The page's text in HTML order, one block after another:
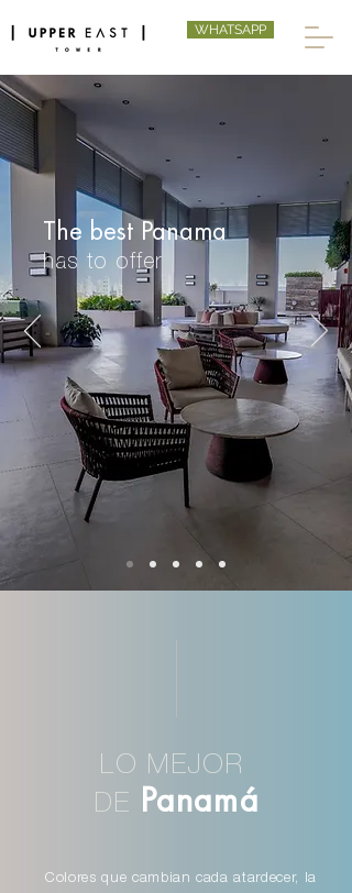
WHATSAPP
The best Panama
has to offer
LO MEJOR
DE Panamá
Colores que cambian cada atardecer, la